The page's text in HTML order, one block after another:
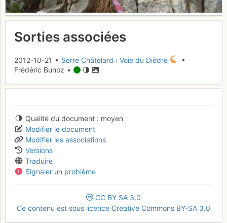
Sorties associées
2012-10-21 • Serre Châtelard : Voie du Dièdre
•
Frédéric Bunoz •
Qualité du document
moyen
Modifier le document
Modifier les associations
Versions
Traduire
Signaler un problème
CC BY SA 3.0
Ce contenu est sous licence Creative Commons BY-SA 3.0